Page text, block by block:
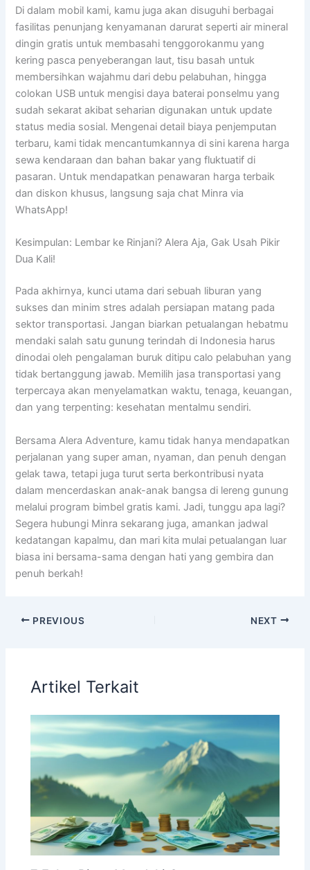
Di dalam mobil kami, kamu juga akan disuguhi berbagai
fasilitas penunjang kenyamanan darurat seperti air mineral
dingin gratis untuk membasahi tenggorokanmu yang
kering pasca penyeberangan laut, tisu basah untuk
membersihkan wajahmu dari debu pelabuhan, hingga
colokan USB untuk mengisi daya baterai ponselmu yang
sudah sekarat akibat seharian digunakan untuk update
status media sosial. Mengenai detail biaya penjemputan
terbaru, kami tidak mencantumkannya di sini karena harga
sewa kendaraan dan bahan bakar yang fluktuatif di
pasaran. Untuk mendapatkan penawaran harga terbaik
dan diskon khusus, langsung saja chat Minra via
WhatsApp!
Kesimpulan: Lembar ke Rinjani? Alera Aja, Gak Usah Pikir
Dua Kali!
Pada akhirnya, kunci utama dari sebuah liburan yang
sukses dan minim stres adalah persiapan matang pada
sektor transportasi. Jangan biarkan petualangan hebatmu
mendaki salah satu gunung terindah di Indonesia harus
dinodai oleh pengalaman buruk ditipu calo pelabuhan yang
tidak bertanggung jawab. Memilih jasa transportasi yang
terpercaya akan menyelamatkan waktu, tenaga, keuangan,
dan yang terpenting: kesehatan mentalmu sendiri.
Bersama Alera Adventure, kamu tidak hanya mendapatkan
perjalanan yang super aman, nyaman, dan penuh dengan
gelak tawa, tetapi juga turut serta berkontribusi nyata
dalam mencerdaskan anak-anak bangsa di lereng gunung
melalui program bimbel gratis kami. Jadi, tunggu apa lagi?
Segera hubungi Minra sekarang juga, amankan jadwal
kedatangan kapalmu, dan mari kita mulai petualangan luar
biasa ini bersama-sama dengan hati yang gembira dan
penuh berkah!
PREVIOUS NEXT
Artikel Terkait